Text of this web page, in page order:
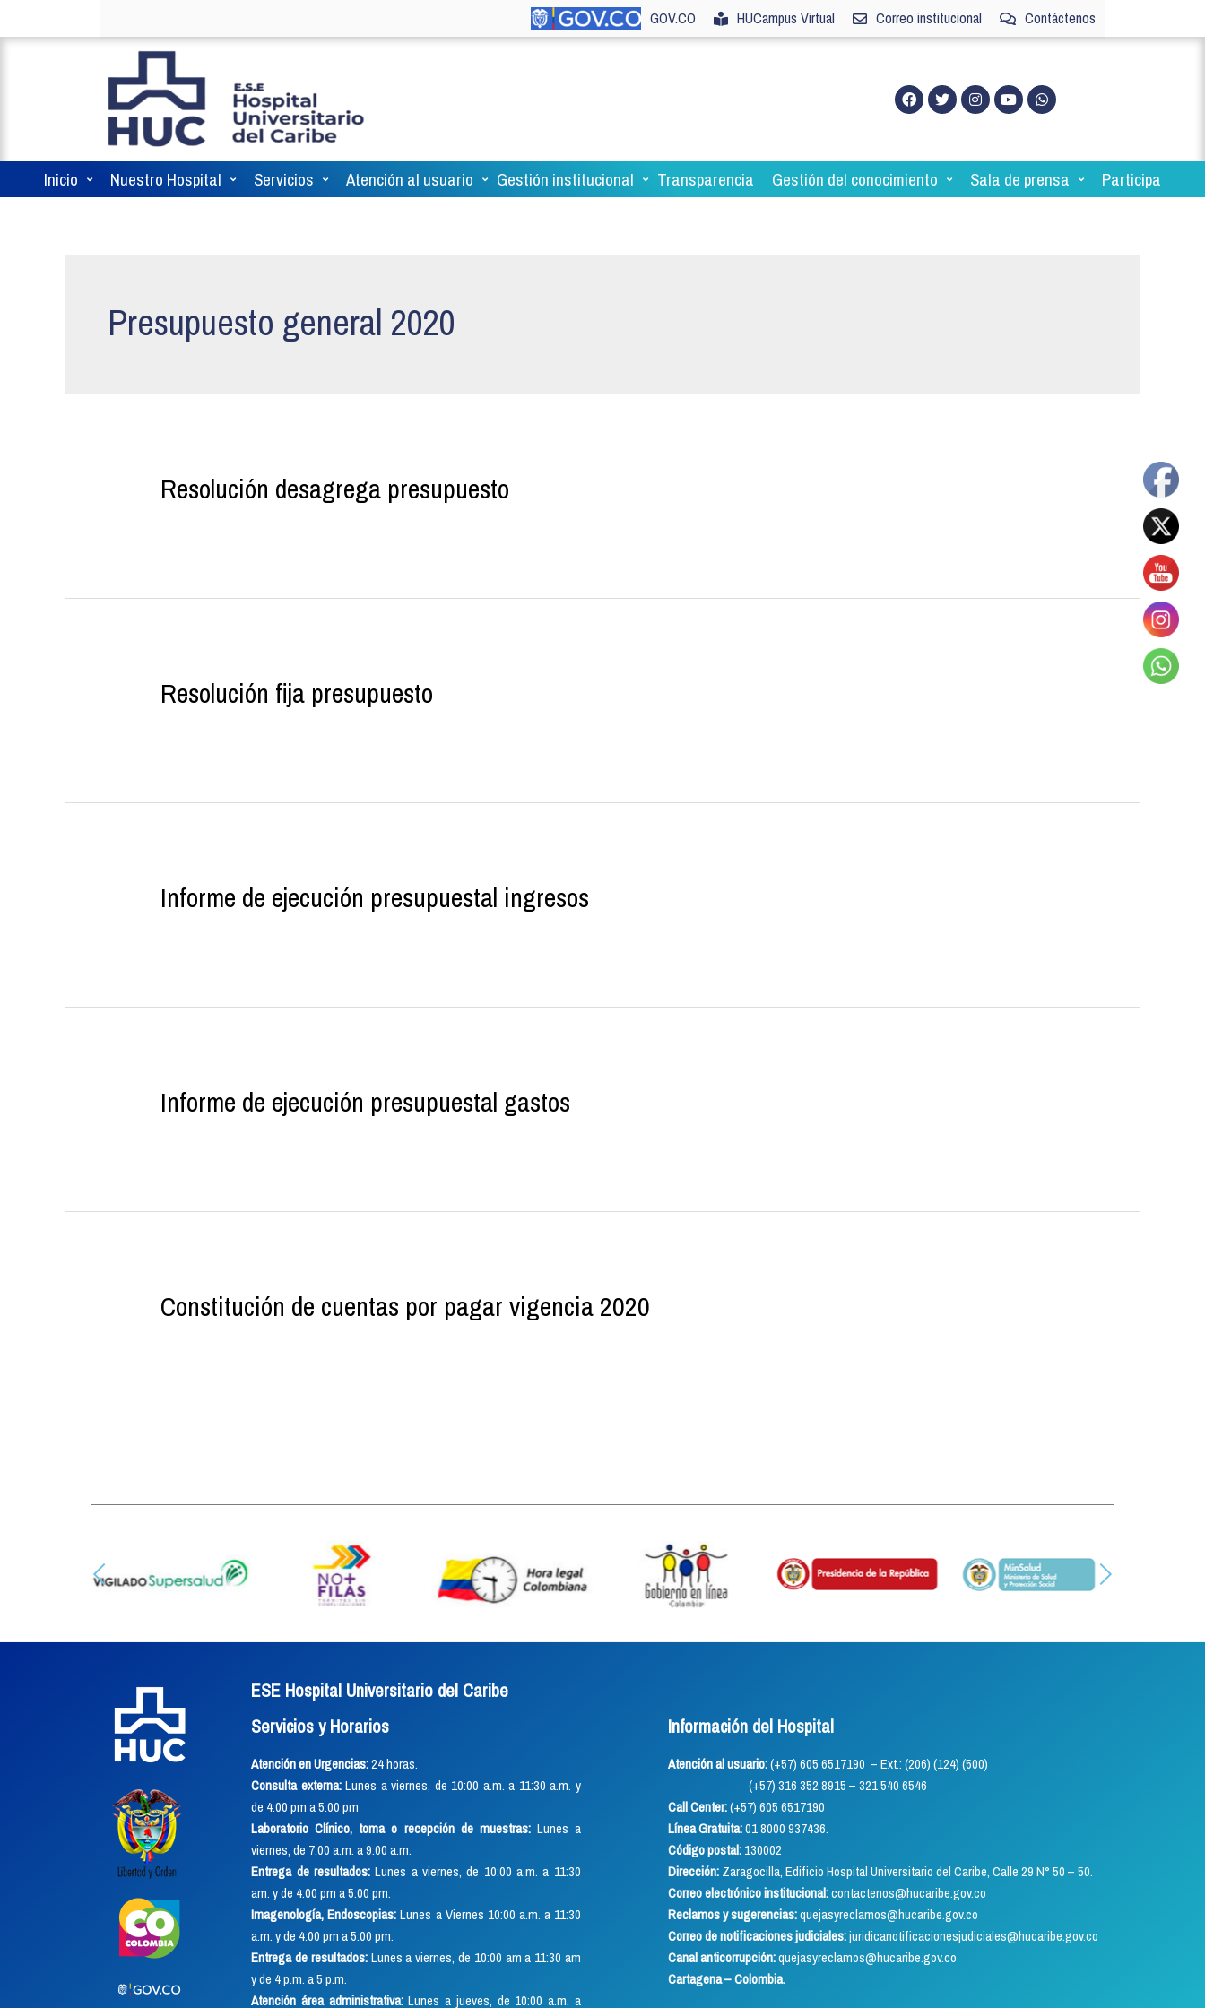
GOV.CO HUCampus Virtual Correo institucional Contáctenos
Inicio Nuestro Hospital Servicios Atención al usuario Gestión institucional Transparencia Gestión del conocimiento Sala de prensa Participa
Presupuesto general 2020
Resolución desagrega presupuesto
Resolución fija presupuesto
Informe de ejecución presupuestal ingresos
Informe de ejecución presupuestal gastos
Constitución de cuentas por pagar vigencia 2020
ESE Hospital Universitario del Caribe
Servicios y Horarios
Atención en Urgencias:24 horas.
Consulta externa:Lunes a viernes, de 10:00 a.m. a 11:30 a.m. y
de 4:00 pm a 5:00 pm
Laboratorio Clínico, toma o recepción de muestras:Lunes a
viernes, de 7:00 a.m. a 9:00 a.m.
Entrega de resultados: Lunes a viernes, de 10:00 a.m. a 11:30
am. y de 4:00 pm a 5:00 pm.
Imagenología, Endoscopias:Lunes a Viernes 10:00 a.m. a 11:30
a.m. y de 4:00 pm a 5:00 pm.
Entrega de resultados:Lunes a viernes, de 10:00 am a 11:30 am
y de 4 p.m. a 5 p.m.
Atención área administrativa:Lunes a jueves, de 10:00 a.m. a
Información del Hospital
Atención al usuario:(+57) 605 6517190 – Ext.: (206) (124) (500)
(+57) 316 352 8915 – 321 540 6546
Call Center:(+57) 605 6517190
Línea Gratuita:01 8000 937436.
Código postal:130002
Dirección:Zaragocilla, Edificio Hospital Universitario del Caribe, Calle 29 N° 50 – 50.
Correo electrónico institucional:contactenos@hucaribe.gov.co
Reclamos y sugerencias:quejasyreclamos@hucaribe.gov.co
Correo de notificaciones judiciales:juridicanotificacionesjudiciales@hucaribe.gov.co
Canal anticorrupción:quejasyreclamos@hucaribe.gov.co
Cartagena – Colombia.